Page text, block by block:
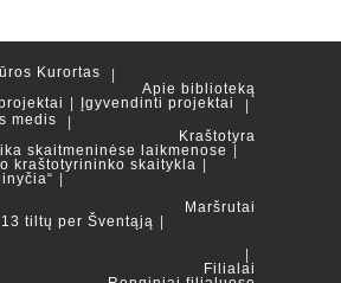
Kurortas
Apie biblioteką
Įgyvendinti projektai
medis
Kraštotyra
skaitmeninėse laikmenose
kraštotyrininko skaitykla
Maršrutai
13 tiltų per Šventąją
Filialai